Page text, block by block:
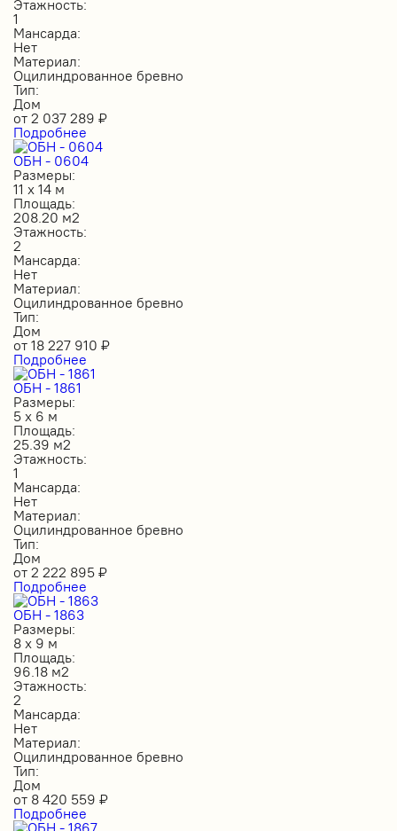
Этажность:
1
Мансарда:
Нет
Материал:
Оцилиндрованное бревно
Тип:
Дом
от 2 037 289 ₽
Подробнее
ОБН - 0604
Размеры:
11 х 14 м
Площадь:
208.20 м2
Этажность:
2
Мансарда:
Нет
Материал:
Оцилиндрованное бревно
Тип:
Дом
от 18 227 910 ₽
Подробнее
ОБН - 1861
Размеры:
5 х 6 м
Площадь:
25.39 м2
Этажность:
1
Мансарда:
Нет
Материал:
Оцилиндрованное бревно
Тип:
Дом
от 2 222 895 ₽
Подробнее
ОБН - 1863
Размеры:
8 х 9 м
Площадь:
96.18 м2
Этажность:
2
Мансарда:
Нет
Материал:
Оцилиндрованное бревно
Тип:
Дом
от 8 420 559 ₽
Подробнее